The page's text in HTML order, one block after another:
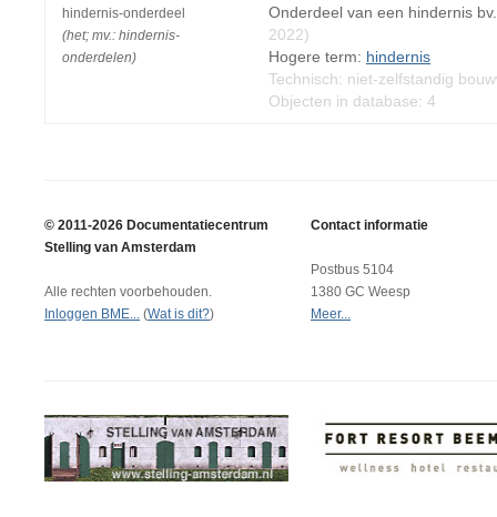
hindernis-onderdeel
(het; mv.: hindernis-
onderdelen)
Onderdeel van een hindernis
2022)
Hogere term: hindernis
Technisch: niet-zelfstandig
Objecten in database: 4
© 2011-2026 Documentatiecentrum
Stelling van Amsterdam
Alle rechten voorbehouden.
Inloggen BME... (Wat is dit?)
Contact informatie
Postbus 5104
1380 GC Weesp
Meer...